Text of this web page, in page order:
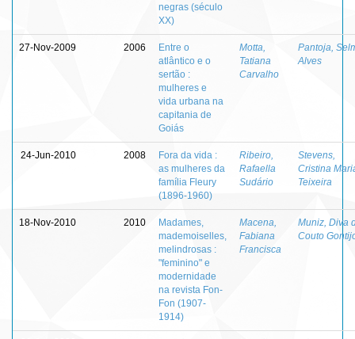
negras (século
XX)
27-Nov-2009 2006
Entre o
atlântico e o
sertão :
mulheres e
vida urbana na
capitania de
Goiás
Motta,
Tatiana
Carvalho
Pantoja,
Alves
24-Jun-2010 2008
Fora da vida :
as mulheres da
família Fleury
(1896-1960)
Ribeiro,
Rafaella
Sudário
Stevens,
Cristina
Teixeira
18-Nov-2010 2010
Madames,
mademoiselles,
melindrosas :
"feminino" e
modernidade
na revista Fon-
Fon (1907-
1914)
Macena,
Fabiana
Francisca
Muniz, Diva
Couto